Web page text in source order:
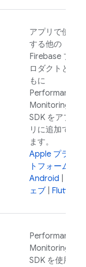
アプリで使用
する他の
Firebase プ
ロダクトとと
もに
Performance
Monitoring
SDK をアプ
リに追加でき
ます。
Apple プラッ
トフォーム
Android
ェブ
Flutter
Performance
Monitoring
SDK を使用